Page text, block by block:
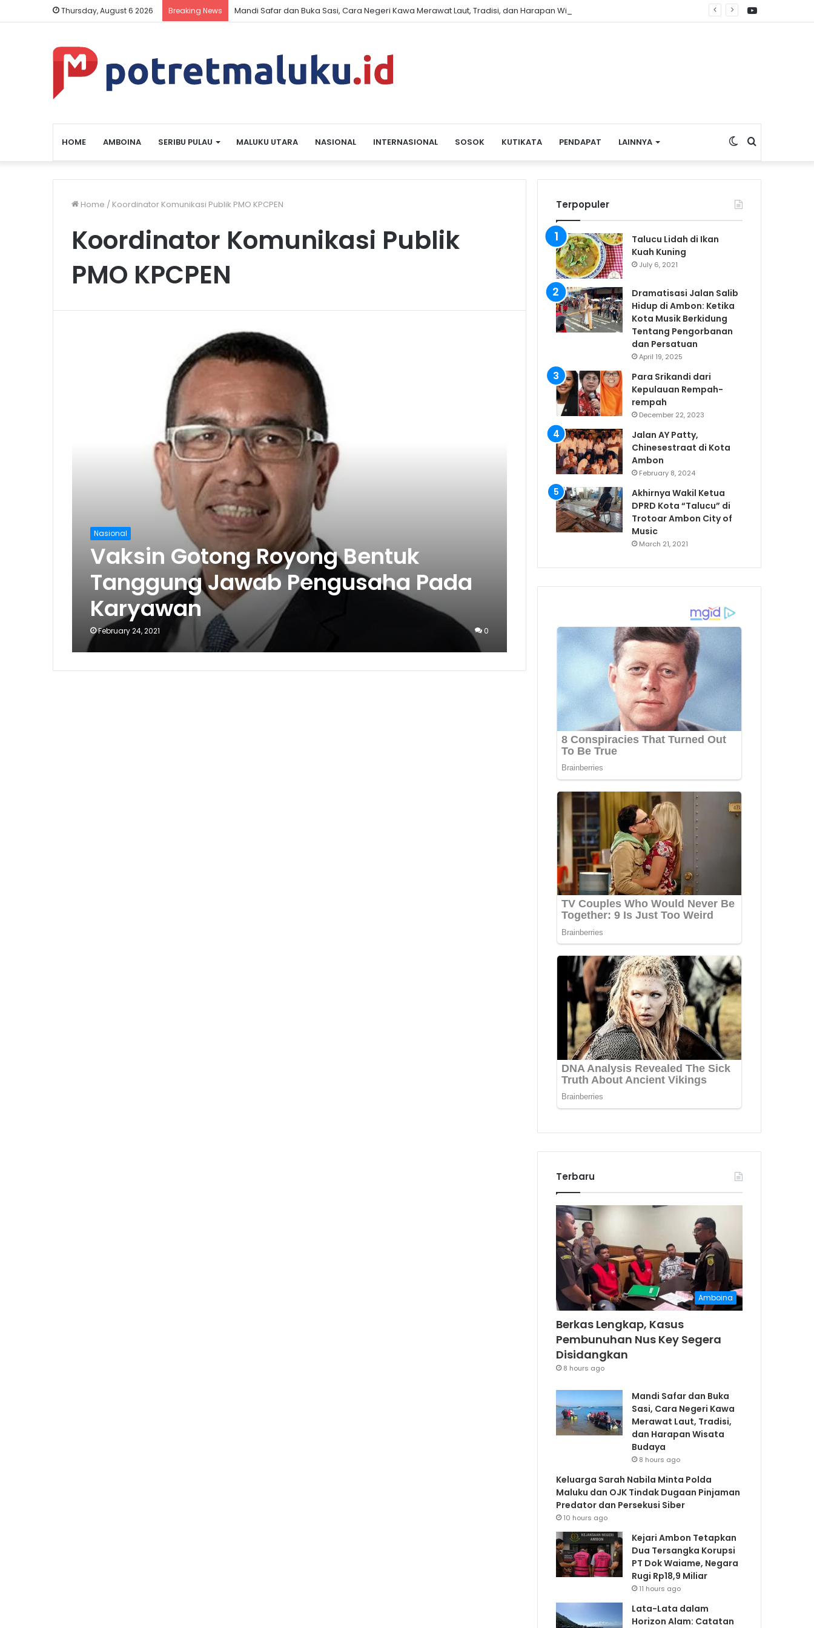
Thursday, August 6 2026 Breaking News Mandi Safar dan Buka Sasi, Cara Negeri Kawa Merawat Laut, Tradisi, dan Harapan Wisata Budaya
HOME AMBOINA SERIBU PULAU MALUKU UTARA NASIONAL INTERNASIONAL SOSOK KUTIKATA PENDAPAT LAINNYA Search
for
Switch
skin
Home / Koordinator Komunikasi Publik PMO KPCPEN
Koordinator Komunikasi Publik
PMO KPCPEN
Nasional
Vaksin Gotong Royong Bentuk
Tanggung Jawab Pengusaha Pada
Karyawan
February 24, 2021 0
Terpopuler
Talucu Lidah di Ikan
Kuah Kuning
July 6, 2021
Dramatisasi Jalan Salib
Hidup di Ambon: Ketika
Kota Musik Berkidung
Tentang Pengorbanan
dan Persatuan
April 19, 2025
Para Srikandi dari
Kepulauan Rempah-
rempah
December 22, 2023
Jalan AY Patty,
Chinesestraat di Kota
Ambon
February 8, 2024
Akhirnya Wakil Ketua
DPRD Kota “Talucu” di
Trotoar Ambon City of
Music
March 21, 2021
Terbaru
Amboina
Berkas Lengkap, Kasus
Pembunuhan Nus Key Segera
Disidangkan
8 hours ago
Mandi Safar dan Buka
Sasi, Cara Negeri Kawa
Merawat Laut, Tradisi,
dan Harapan Wisata
Budaya
8 hours ago
Keluarga Sarah Nabila Minta Polda
Maluku dan OJK Tindak Dugaan Pinjaman
Predator dan Persekusi Siber
10 hours ago
Kejari Ambon Tetapkan
Dua Tersangka Korupsi
PT Dok Waiame, Negara
Rugi Rp18,9 Miliar
11 hours ago
Lata-Lata dalam
Horizon Alam: Catatan